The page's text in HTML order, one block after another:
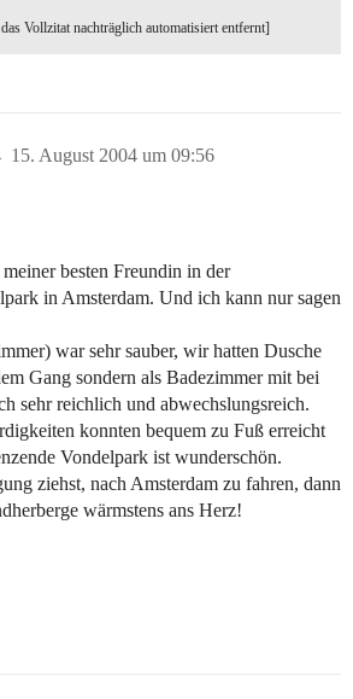
Vollzitat nachträglich automatisiert entfernt]
15. August 2004 um 09:56
besten Freundin in der
in Amsterdam. Und ich kann nur sagen
war sehr sauber, wir hatten Dusche
Gang sondern als Badezimmer mit bei
sehr reichlich und abwechslungsreich.
konnten bequem zu Fuß erreicht
Vondelpark ist wunderschön.
ziehst, nach Amsterdam zu fahren, dann
wärmstens ans Herz!